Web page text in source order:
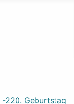
-220. Geburtstag